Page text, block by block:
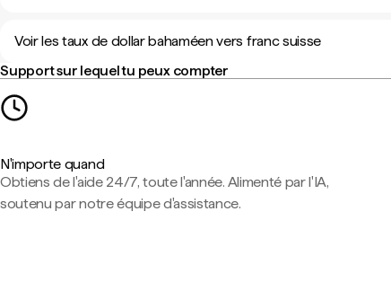
Voir les taux de dollar bahaméen vers franc suisse
Support sur lequel tu peux compter
N'importe quand
Obtiens de l'aide 24/7, toute l'année. Alimenté par l'IA,
soutenu par notre équipe d'assistance.